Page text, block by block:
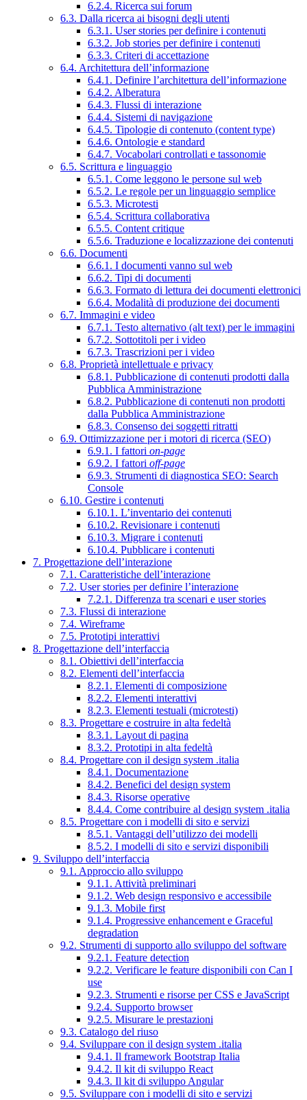
6.2.4. Ricerca sui forum
6.3. Dalla ricerca ai bisogni degli utenti
6.3.1. User stories per definire i contenuti
6.3.2. Job stories per definire i contenuti
6.3.3. Criteri di accettazione
6.4. Architettura dell’informazione
6.4.1. Definire l’architettura dell’informazione
6.4.2. Alberatura
6.4.3. Flussi di interazione
6.4.4. Sistemi di navigazione
6.4.5. Tipologie di contenuto (content type)
6.4.6. Ontologie e standard
6.4.7. Vocabolari controllati e tassonomie
6.5. Scrittura e linguaggio
6.5.1. Come leggono le persone sul web
6.5.2. Le regole per un linguaggio semplice
6.5.3. Microtesti
6.5.4. Scrittura collaborativa
6.5.5. Content critique
6.5.6. Traduzione e localizzazione dei contenuti
6.6. Documenti
6.6.1. I documenti vanno sul web
6.6.2. Tipi di documenti
6.6.3. Formato di lettura dei documenti elettronici
6.6.4. Modalità di produzione dei documenti
6.7. Immagini e video
6.7.1. Testo alternativo (alt text) per le immagini
6.7.2. Sottotitoli per i video
6.7.3. Trascrizioni per i video
6.8. Proprietà intellettuale e privacy
6.8.1. Pubblicazione di contenuti prodotti dalla
Pubblica Amministrazione
6.8.2. Pubblicazione di contenuti non prodotti
dalla Pubblica Amministrazione
6.8.3. Consenso dei soggetti ritratti
6.9. Ottimizzazione per i motori di ricerca (SEO)
6.9.1. I fattori on-page
6.9.2. I fattori off-page
6.9.3. Strumenti di diagnostica SEO: Search
Console
6.10. Gestire i contenuti
6.10.1. L’inventario dei contenuti
6.10.2. Revisionare i contenuti
6.10.3. Migrare i contenuti
6.10.4. Pubblicare i contenuti
7. Progettazione dell’interazione
7.1. Caratteristiche dell’interazione
7.2. User stories per definire l’interazione
7.2.1. Differenza tra scenari e user stories
7.3. Flussi di interazione
7.4. Wireframe
7.5. Prototipi interattivi
8. Progettazione dell’interfaccia
8.1. Obiettivi dell’interfaccia
8.2. Elementi dell’interfaccia
8.2.1. Elementi di composizione
8.2.2. Elementi interattivi
8.2.3. Elementi testuali (microtesti)
8.3. Progettare e costruire in alta fedeltà
8.3.1. Layout di pagina
8.3.2. Prototipi in alta fedeltà
8.4. Progettare con il design system .italia
8.4.1. Documentazione
8.4.2. Benefici del design system
8.4.3. Risorse operative
8.4.4. Come contribuire al design system .italia
8.5. Progettare con i modelli di sito e servizi
8.5.1. Vantaggi dell’utilizzo dei modelli
8.5.2. I modelli di sito e servizi disponibili
9. Sviluppo dell’interfaccia
9.1. Approccio allo sviluppo
9.1.1. Attività preliminari
9.1.2. Web design responsivo e accessibile
9.1.3. Mobile first
9.1.4. Progressive enhancement e Graceful
degradation
9.2. Strumenti di supporto allo sviluppo del software
9.2.1. Feature detection
9.2.2. Verificare le feature disponibili con Can I
use
9.2.3. Strumenti e risorse per CSS e JavaScript
9.2.4. Supporto browser
9.2.5. Misurare le prestazioni
9.3. Catalogo del riuso
9.4. Sviluppare con il design system .italia
9.4.1. Il framework Bootstrap Italia
9.4.2. Il kit di sviluppo React
9.4.3. Il kit di sviluppo Angular
9.5. Sviluppare con i modelli di sito e servizi